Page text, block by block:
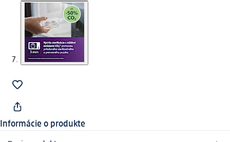
Informácie o produkte